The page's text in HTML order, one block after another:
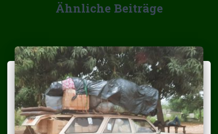
Ähnliche Beiträge